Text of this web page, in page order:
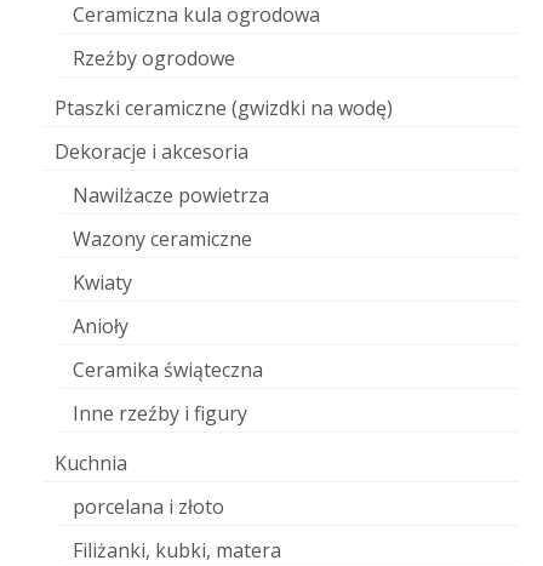
Ceramiczna kula ogrodowa
Rzeźby ogrodowe
Ptaszki ceramiczne (gwizdki na wodę)
Dekoracje i akcesoria
Nawilżacze powietrza
Wazony ceramiczne
Kwiaty
Anioły
Ceramika świąteczna
Inne rzeźby i figury
Kuchnia
porcelana i złoto
Filiżanki, kubki, matera